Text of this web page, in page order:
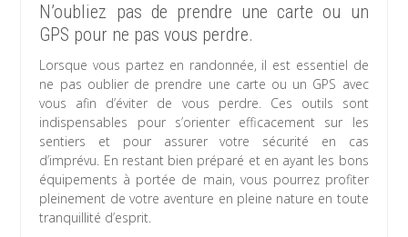
N’oubliez pas de prendre une carte ou un
GPS pour ne pas vous perdre.
Lorsque vous partez en randonnée, il est essentiel de
ne pas oublier de prendre une carte ou un GPS avec
vous afin d’éviter de vous perdre. Ces outils sont
indispensables pour s’orienter efficacement sur les
sentiers et pour assurer votre sécurité en cas
d’imprévu. En restant bien préparé et en ayant les bons
équipements à portée de main, vous pourrez profiter
pleinement de votre aventure en pleine nature en toute
tranquillité d’esprit.